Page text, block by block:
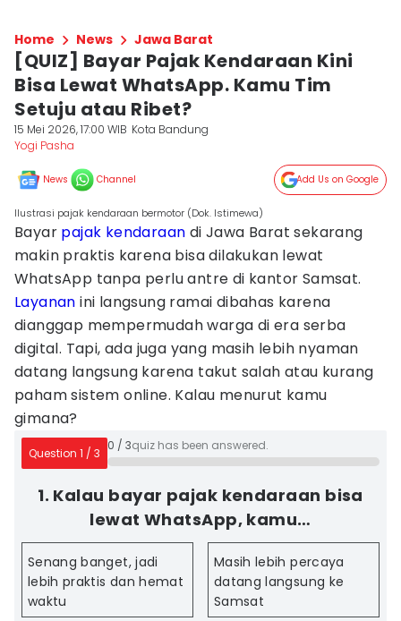
Home News Jawa Barat
[QUIZ] Bayar Pajak Kendaraan Kini
Bisa Lewat WhatsApp. Kamu Tim
Setuju atau Ribet?
15 Mei 2026, 17:00 WIB Kota Bandung
Yogi Pasha
News Channel Add Us on Google
Ilustrasi pajak kendaraan bermotor (Dok. Istimewa)
Bayar pajak kendaraan di Jawa Barat sekarang
makin praktis karena bisa dilakukan lewat
WhatsApp tanpa perlu antre di kantor Samsat.
Layanan ini langsung ramai dibahas karena
dianggap mempermudah warga di era serba
digital. Tapi, ada juga yang masih lebih nyaman
datang langsung karena takut salah atau kurang
paham sistem online. Kalau menurut kamu
gimana?
Question 1 / 3
0 / 3quiz has been answered.
1. Kalau bayar pajak kendaraan bisa
lewat WhatsApp, kamu…
Senang banget, jadi
lebih praktis dan hemat
waktu
Masih lebih percaya
datang langsung ke
Samsat